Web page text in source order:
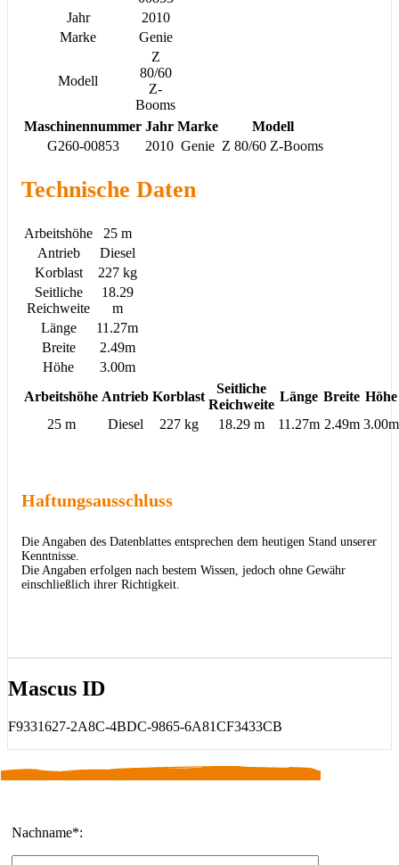
Jahr
2010
Marke
Genie
Modell
Z
80/60
Z-
Booms
Maschinennummer Jahr Marke
Modell
G260-00853
2010 Genie Z 80/60 Z-Booms
Technische Daten
Arbeitshöhe
25 m
Antrieb
Diesel
Korblast
227 kg
Seitliche
Reichweite
18.29
m
Länge
11.27m
Breite
2.49m
Höhe
3.00m
Arbeitshöhe Antrieb Korblast
Seitliche
Reichweite
Länge Breite Höhe
25 m
Diesel 227 kg 18.29 m 11.27m 2.49m 3.00m
Haftungsausschluss
Die Angaben des Datenblattes entsprechen dem heutigen Stand unserer
Kenntnisse.
Die Angaben erfolgen nach bestem Wissen, jedoch ohne Gewähr
einschließlich ihrer Richtigkeit.
Mascus ID
F9331627-2A8C-4BDC-9865-6A81CF3433CB
Nachname*: